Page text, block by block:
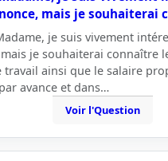
mais je souhaiterai
je suis vivement
je souhaiterai connaître
travail ainsi que le salaire
avance et dans…
Voir l'Question